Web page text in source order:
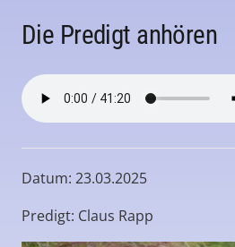
Die Predigt anhören
Datum: 23.03.2025
Predigt: Claus Rapp